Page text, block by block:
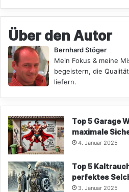
Über den Autor
Bernhard Stöger
Mein Fokus & meine
begeistern, die
liefern.
Top 5 Garage
maximale
4. Januar 2025
Top 5
perfektes
3. Januar 2025